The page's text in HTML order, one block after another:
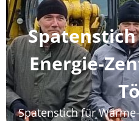
Energie-
Spatenstich für